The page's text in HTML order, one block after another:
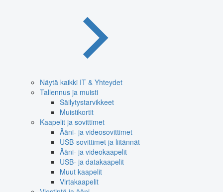
Näytä kaikki IT & Yhteydet
Tallennus ja muisti
Säilytystarvikkeet
Muistikortit
Kaapelit ja sovittimet
Ääni- ja videosovittimet
USB-sovittimet ja liitännät
Ääni- ja videokaapelit
USB- ja datakaapelit
Muut kaapelit
Virtakaapelit